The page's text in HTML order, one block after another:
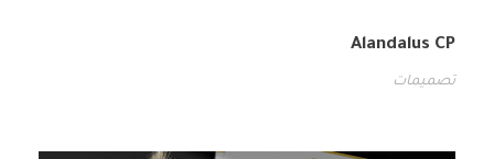
Alandalus CP
تصميمات